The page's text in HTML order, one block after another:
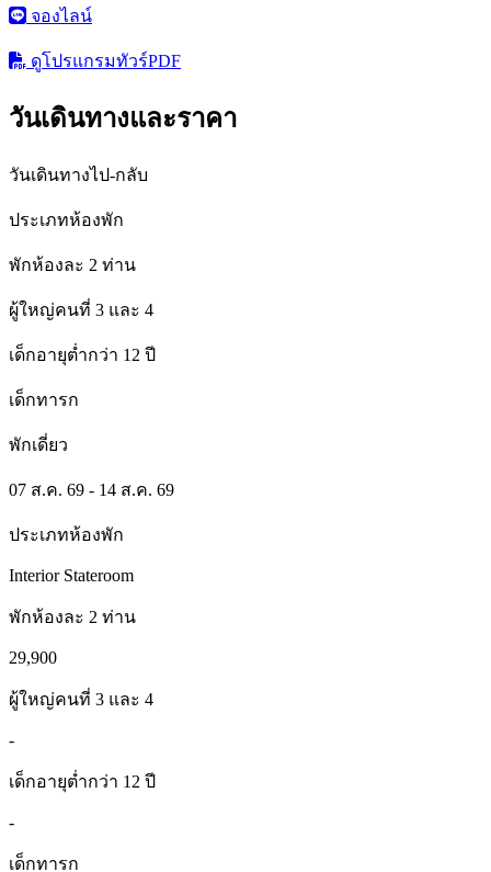
จองไลน์
ดูโปรแกรมทัวร์PDF
วันเดินทางและราคา
วันเดินทางไป-กลับ
ประเภทห้องพัก
พักห้องละ 2 ท่าน
ผู้ใหญ่คนที่ 3 และ 4
เด็กอายุต่ำกว่า 12 ปี
เด็กทารก
พักเดี่ยว
07 ส.ค. 69 - 14 ส.ค. 69
ประเภทห้องพัก
Interior Stateroom
พักห้องละ 2 ท่าน
29,900
ผู้ใหญ่คนที่ 3 และ 4
-
เด็กอายุต่ำกว่า 12 ปี
-
เด็กทารก